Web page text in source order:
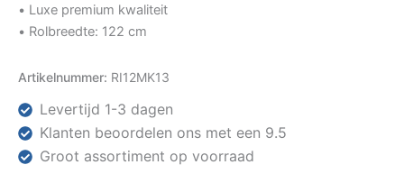
• Luxe premium kwaliteit
• Rolbreedte: 122 cm
Artikelnummer: RI12MK13
Levertijd 1-3 dagen
Klanten beoordelen ons met een 9.5
Groot assortiment op voorraad